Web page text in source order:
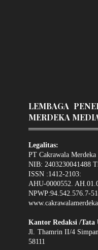
LEMBAGA
MERDEKA
Legalitas:
PT Cakrawala Merdeka
NIB: 2403230041488
ISSN :1412-2103:
AHU-0000552.
NPWP:94.542.576.7-
Kantor Redaksi /Tata
Jl. Thamrin II/4
58111